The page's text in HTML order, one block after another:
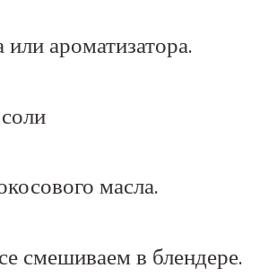
или ароматизатора.
масла.
смешиваем в блендере.